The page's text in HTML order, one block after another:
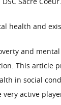
Sacré Coeur.
health and
and
This article
in social
very active